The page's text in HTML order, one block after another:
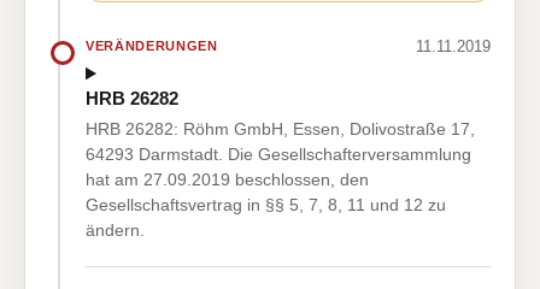
VERÄNDERUNGEN 11.11.2019
HRB 26282
HRB 26282: Röhm GmbH, Essen, Dolivostraße 17,
64293 Darmstadt. Die Gesellschafterversammlung
hat am 27.09.2019 beschlossen, den
Gesellschaftsvertrag in §§ 5, 7, 8, 11 und 12 zu
ändern.